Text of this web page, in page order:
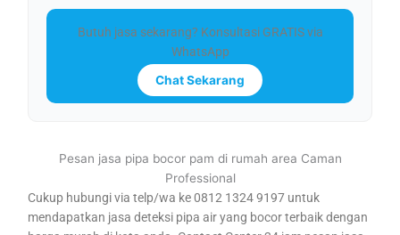
Butuh jasa sekarang? Konsultasi GRATIS via
WhatsApp
Chat Sekarang
Pesan jasa pipa bocor pam di rumah area Caman
Professional
Cukup hubungi via telp/wa ke 0812 1324 9197 untuk
mendapatkan jasa deteksi pipa air yang bocor terbaik dengan